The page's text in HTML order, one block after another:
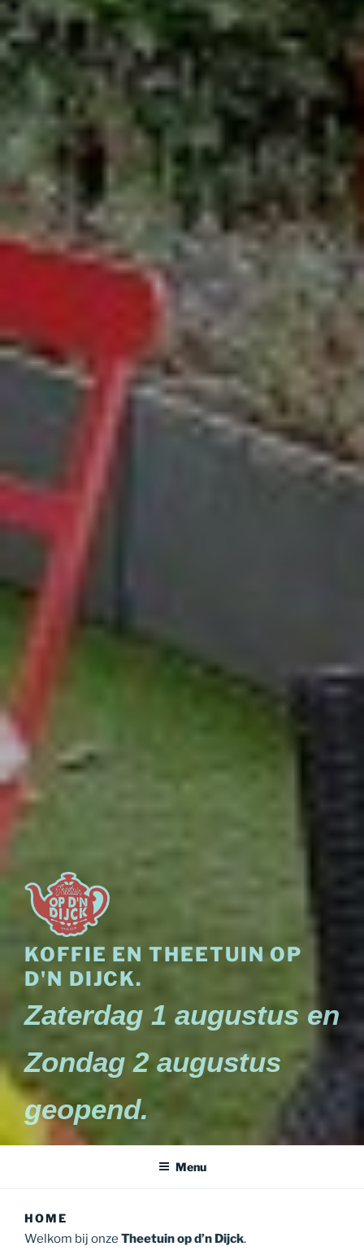
KOFFIE EN THEETUIN OP
D'N DIJCK.
Zaterdag 1 augustus en
Zondag 2 augustus
geopend.
Menu
HOME
Welkom bij onze Theetuin op d’n Dijck.